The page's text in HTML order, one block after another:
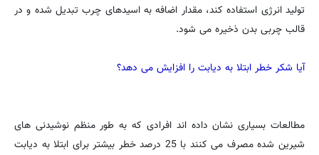
تولید انرژی استفاده کند، مقدار اضافه به اسیدهای چرب تبدیل شده و در
قالب چربی بدن ذخیره می شود.
آیا شکر خطر ابتلا به دیابت را افزایش می دهد؟
مطالعات بسیاری نشان داده اند افرادی که به طور منظم نوشیدنی های
شیرین شده مصرف می کنند با 25 درصد خطر بیشتر برای ابتلا به دیابت